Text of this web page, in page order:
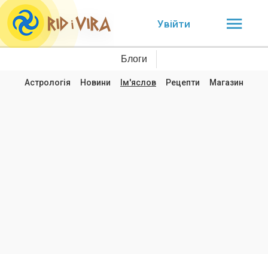
Увійти
Блоги
Астрологія Новини Ім'яслов Рецепти Магазин